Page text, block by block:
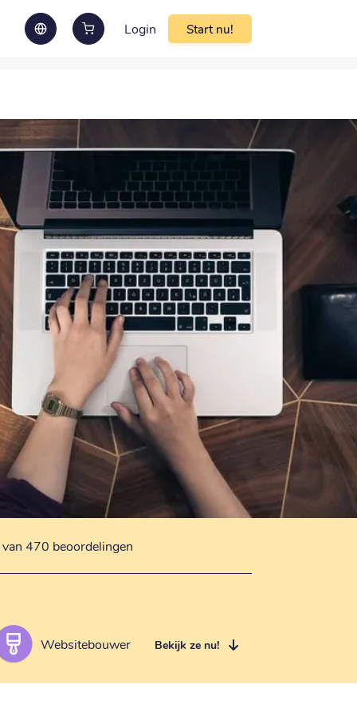
Login Start nu!
470 beoordelingen
Websitebouwer Bekijk ze nu!